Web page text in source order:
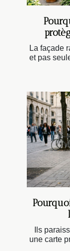
La façade
et pas
Ils
une carte